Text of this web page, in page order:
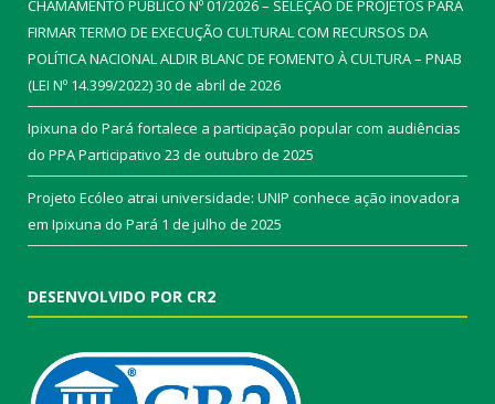
CHAMAMENTO PÚBLICO Nº 01/2026 – SELEÇÃO DE PROJETOS PARA
FIRMAR TERMO DE EXECUÇÃO CULTURAL COM RECURSOS DA
POLÍTICA NACIONAL ALDIR BLANC DE FOMENTO À CULTURA – PNAB
(LEI Nº 14.399/2022)30 de abril de 2026
Ipixuna do Pará fortalece a participação popular com audiências
do PPA Participativo 23 de outubro de 2025
Projeto Ecóleo atrai universidade: UNIP conhece ação inovadora
em Ipixuna do Pará 1 de julho de 2025
DESENVOLVIDO POR CR2